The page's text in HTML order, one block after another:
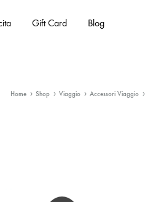
Gift Card Blog
Home Shop Viaggio Accessori Viaggio